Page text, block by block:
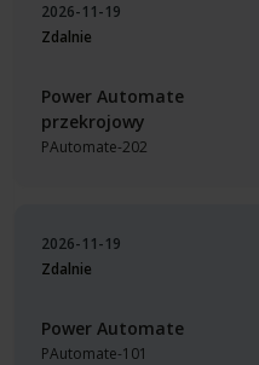
2026-11-19
Zdalnie
Power Automate
przekrojowy
PAutomate-202
2026-11-19
Zdalnie
Power Automate
PAutomate-101